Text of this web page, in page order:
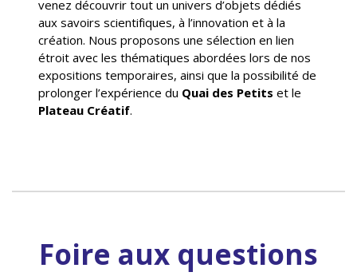
venez découvrir tout un univers d’objets dédiés
aux savoirs scientifiques, à l’innovation et à la
création. Nous proposons une sélection en lien
étroit avec les thématiques abordées lors de nos
expositions temporaires, ainsi que la possibilité de
prolonger l’expérience du Quai des Petits et le
Plateau Créatif.
Foire aux questions